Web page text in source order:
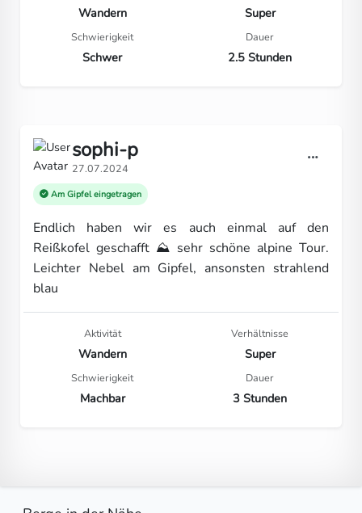
Wandern Super
Schwierigkeit
Schwer
Dauer
2.5 Stunden
sophi-p
27.07.2024
Am Gipfel eingetragen
Endlich haben wir es auch einmal auf den
Reißkofel geschafft ⛰️ sehr schöne alpine Tour.
Leichter Nebel am Gipfel, ansonsten strahlend
blau
Aktivität
Wandern
Verhältnisse
Super
Schwierigkeit
Machbar
Dauer
3 Stunden